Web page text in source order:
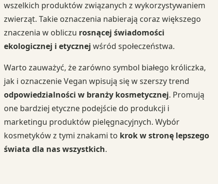
wszelkich produktów związanych z wykorzystywaniem
zwierząt. Takie oznaczenia nabierają coraz większego
znaczenia w obliczu rosnącej świadomości
ekologicznej i etycznej wśród społeczeństwa.
Warto zauważyć, że zarówno symbol białego króliczka,
jak i oznaczenie Vegan wpisują się w szerszy trend
odpowiedzialności w branży kosmetycznej. Promują
one bardziej etyczne podejście do produkcji i
marketingu produktów pielęgnacyjnych. Wybór
kosmetyków z tymi znakami to krok w stronę lepszego
świata dla nas wszystkich.